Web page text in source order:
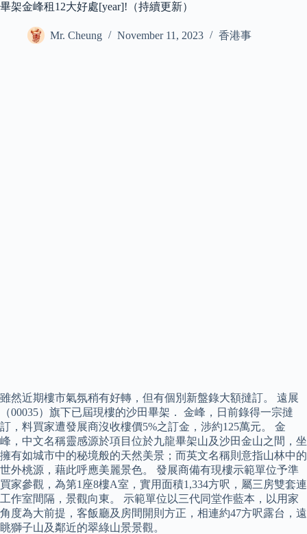
畢架金峰租12大好處[year]!（持續更新）
Mr. Cheung November 11, 2023 香港事
雖然近期樓市氣氛稍有好轉，但有個別新盤錄大額撻訂。 遠展
（00035）旗下已屆現樓的沙田畢架． 金峰，日前錄得一宗撻
訂，料買家遭發展商沒收樓價5%之訂金，涉約125萬元。 金
峰，中文名稱靈感源於項目位於九龍畢架山及沙田金山之間，坐
擁有如城市中的秘境般的天然美景；而英文名稱則意指山林中的
世外桃源，藉此呼應美麗景色。 發展商備有現樓示範單位予準
買家參觀，為第1座8樓A室，實用面積1,334方呎，屬三房雙套連
工作室間隔，景觀向東。 示範單位以三代同堂作藍本，以用家
角度為大前提，客飯廳及房間開則方正，相連約47方呎露台，遠
眺獅子山及鄰近的翠綠山景景觀。